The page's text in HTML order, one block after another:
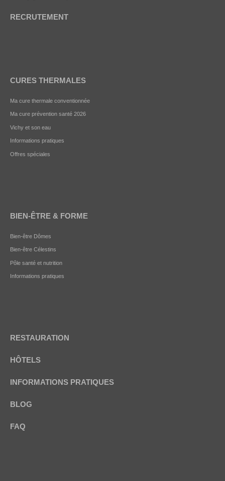
RECRUTEMENT
CURES THERMALES
Ma cure thermale conventionnée
Ma cure prévention santé 2026
Vichy et son eau
Informations pratiques
Offres spéciales
BIEN-ÊTRE & FORME
Bien-être Dômes
Bien-être Célestins
Pôle santé et nutrition
Informations pratiques
RESTAURATION
HÔTELS
INFORMATIONS PRATIQUES
BLOG
FAQ